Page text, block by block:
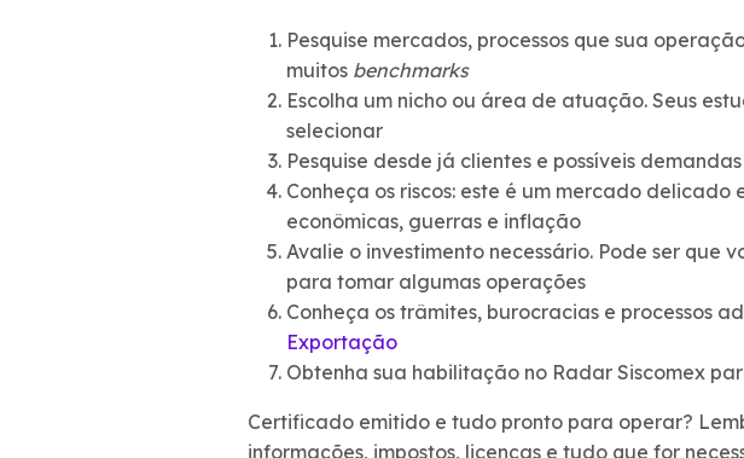
Pesquise mercados, processos que sua
muitos benchmarks
Escolha um nicho ou área de atuação. Seus
selecionar
Pesquise desde já clientes e possíveis
Conheça os riscos: este é um mercado
econômicas, guerras e inflação
Avalie o investimento necessário. Pode ser
para tomar algumas operações
Conheça os trâmites, burocracias e processos
Exportação
Obtenha sua habilitação no Radar Siscomex
Certificado emitido e tudo pronto para operar?
informações, impostos, licenças e tudo que for